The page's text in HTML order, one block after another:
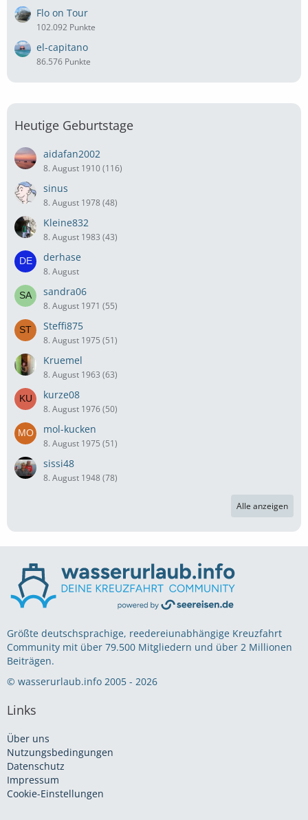
Flo on Tour
102.092 Punkte
el-capitano
86.576 Punkte
Heutige Geburtstage
aidafan2002
8. August 1910 (116)
sinus
8. August 1978 (48)
Kleine832
8. August 1983 (43)
derhase
8. August
sandra06
8. August 1971 (55)
Steffi875
8. August 1975 (51)
Kruemel
8. August 1963 (63)
kurze08
8. August 1976 (50)
mol-kucken
8. August 1975 (51)
sissi48
8. August 1948 (78)
Alle anzeigen
Größte deutschsprachige, reedereiunabhängige Kreuzfahrt
Community mit über 79.500 Mitgliedern und über 2 Millionen
Beiträgen.
© wasserurlaub.info 2005 - 2026
Links
Über uns
Nutzungsbedingungen
Datenschutz
Impressum
Cookie-Einstellungen